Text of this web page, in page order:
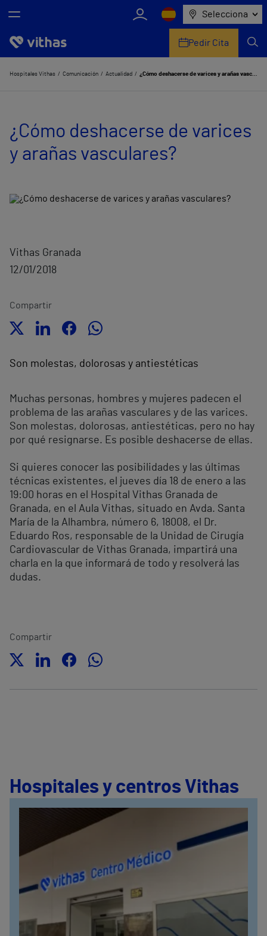
Selecciona
Nosotros
Servicios de salud
Equipo médico y asistencial
Pedir Cita
Hospitales Vithas Comunicación Actualidad ¿Cómo deshacerse de varices y arañas vasculares?
¿Cómo deshacerse de varices
y arañas vasculares?
Vithas Granada
12/01/2018
Compartir
Son molestas, dolorosas y antiestéticas
Muchas personas, hombres y mujeres padecen el
problema de las arañas vasculares y de las varices.
Son molestas, dolorosas, antiestéticas, pero no hay
por qué resignarse. Es posible deshacerse de ellas.
Si quieres conocer las posibilidades y las últimas
técnicas existentes, el jueves día 18 de enero a las
19:00 horas en el Hospital Vithas Granada de
Granada, en el Aula Vithas, situado en Avda. Santa
María de la Alhambra, número 6, 18008, el Dr.
Eduardo Ros, responsable de la Unidad de Cirugía
Cardiovascular de Vithas Granada, impartirá una
charla en la que informará de todo y resolverá las
dudas.
Compartir
Hospitales y centros Vithas